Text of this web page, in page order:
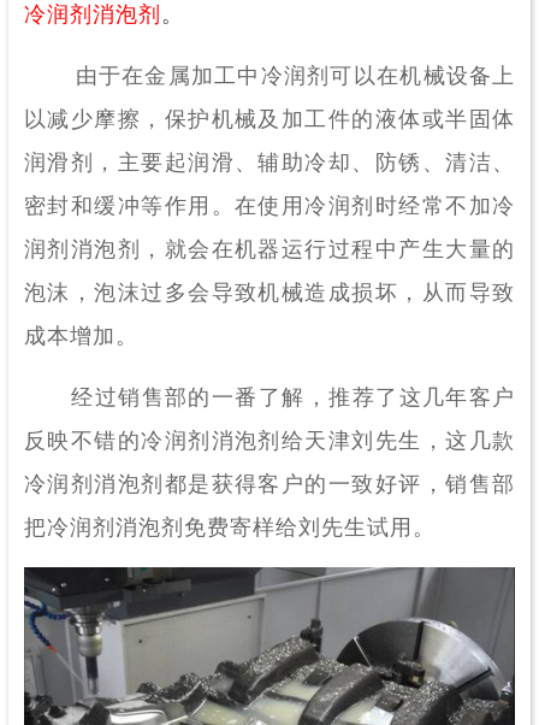
冷润剂消泡剂 。
由于在金属加工中冷润剂可以在机械设备上
以减少摩擦，保护机械及加工件的液体或半固体
润滑剂，主要起润滑、辅助冷却、防锈、清洁、
密封和缓冲等作用。在使用冷润剂时经常不加冷
润剂消泡剂，就会在机器运行过程中产生大量的
泡沫，泡沫过多会导致机械造成损坏，从而导致
成本增加。
经过销售部的一番了解，推荐了这几年客户
反映不错的冷润剂消泡剂给天津刘先生，这几款
冷润剂消泡剂都是获得客户的一致好评，销售部
把冷润剂消泡剂免费寄样给刘先生试用。